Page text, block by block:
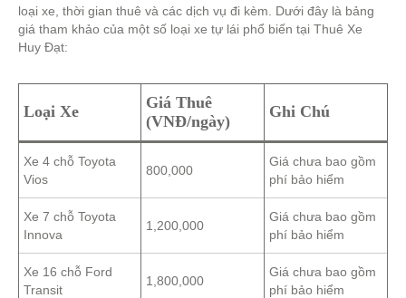
loại xe, thời gian thuê và các dịch vụ đi kèm. Dưới đây là bảng
giá tham khảo của một số loại xe tự lái phổ biến tại Thuê Xe
Huy Đạt:
Loại Xe
Giá Thuê
(VNĐ/ngày)
Ghi Chú
Xe 4 chỗ Toyota
Vios
800,000
Giá chưa bao gồm
phí bảo hiểm
Xe 7 chỗ Toyota
Innova
1,200,000
Giá chưa bao gồm
phí bảo hiểm
Xe 16 chỗ Ford
Transit
1,800,000
Giá chưa bao gồm
phí bảo hiểm